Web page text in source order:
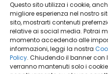
Questo sito utilizza i cookie,
migliore esperienza nel nostro
sito, mostrarti contenuti
relative ai social media. Potrai
momento accedendo alle
informazioni, leggi la nostra
Policy. Chiudendo il banner
verranno mantenuti solo i
Facebook